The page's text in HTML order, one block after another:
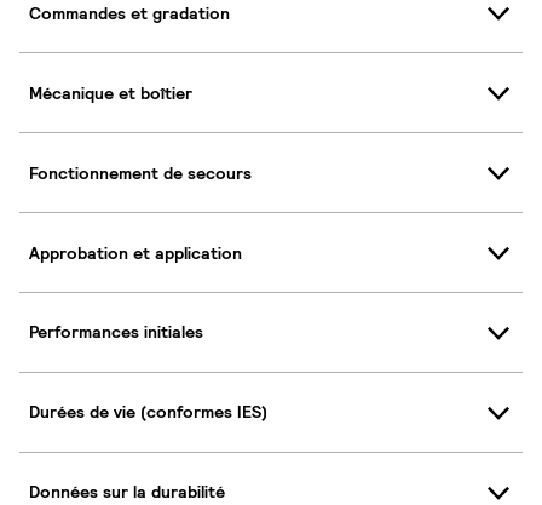
Commandes et gradation
Mécanique et boîtier
Fonctionnement de secours
Approbation et application
Performances initiales
Durées de vie (conformes IES)
Données sur la durabilité